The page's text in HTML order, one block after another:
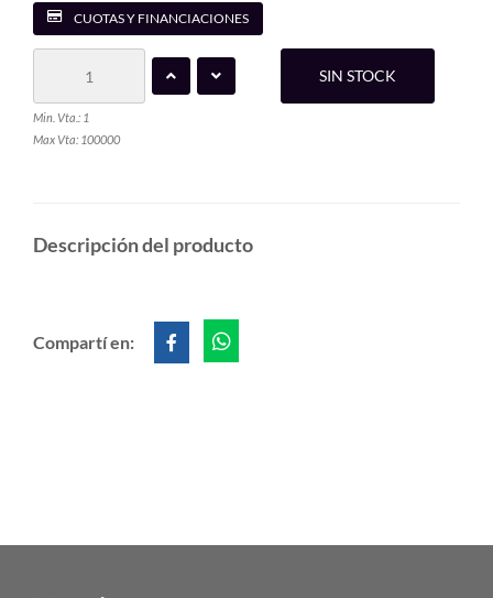
CUOTAS Y FINANCIACIONES
Min. Vta.: 1
Max Vta: 100000
SIN STOCK
Descripción del producto
Compartí en: